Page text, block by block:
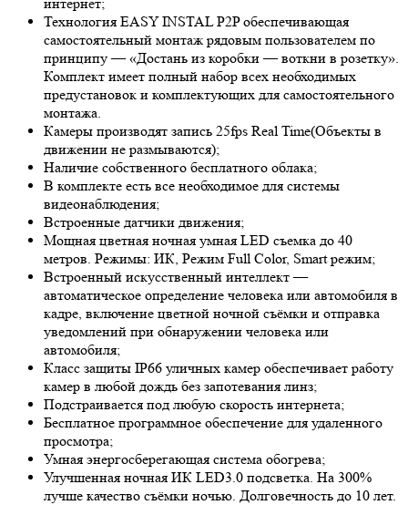
Технология EASY INSTAL P2P обеспечивающая
самостоятельный монтаж рядовым пользователем по
принципу — «Достань из коробки — воткни в розетку».
Комплект имеет полный набор всех необходимых
предустановок и комплектующих для самостоятельного
монтажа.
Камеры производят запись 25fps Real Time(Объекты в
движении не размываются);
Наличие собственного бесплатного облака;
В комплекте есть все необходимое для системы
видеонаблюдения;
Встроенные датчики движения;
Мощная цветная ночная умная LED съемка до 40
метров. Режимы: ИК, Режим Full Color, Smart режим;
Встроенный искусственный интеллект —
автоматическое определение человека или автомобиля в
кадре, включение цветной ночной съёмки и отправка
уведомлений при обнаружении человека или
автомобиля;
Класс защиты IP66 уличных камер обеспечивает работу
камер в любой дождь без запотевания линз;
Подстраивается под любую скорость интернета;
Бесплатное программное обеспечение для удаленного
просмотра;
Умная энергосберегающая система обогрева;
Улучшенная ночная ИК LED3.0 подсветка. На 300%
лучше качество съёмки ночью. Долговечность до 10 лет.